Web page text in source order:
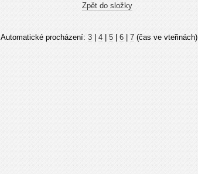
Zpět do složky
Automatické procházení: 3| 4| 5| 6| 7(čas ve vteřinách)